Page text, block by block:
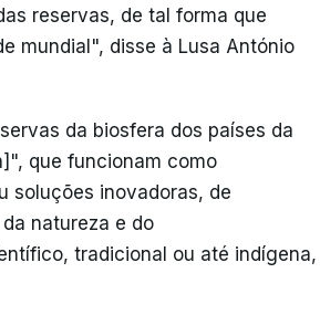
reservas, de tal forma que
mundial", disse à Lusa António
da biosfera dos países da
que funcionam como
soluções inovadoras, de
natureza e do
tradicional ou até indígena,